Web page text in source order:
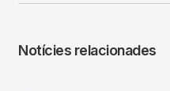
Notícies relacionades